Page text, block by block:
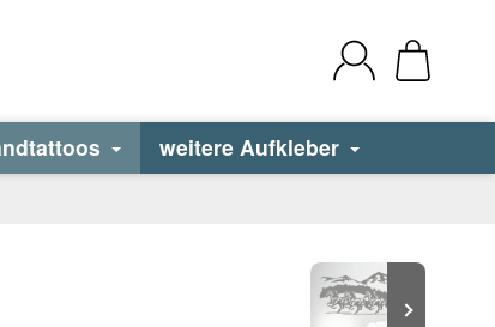
weitere Aufkleber